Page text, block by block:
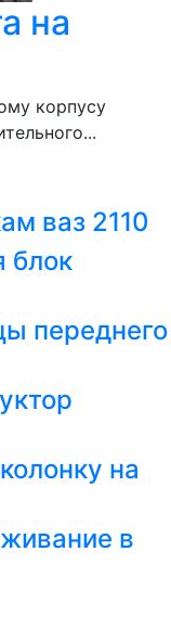
на
корпусу
ваз 2110
блок
переднего
на
в